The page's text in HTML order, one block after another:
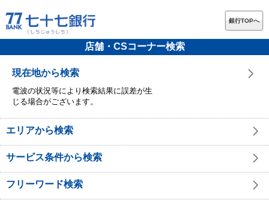
銀行TOPへ
店舗・CSコーナー検索
現在地から検索
電波の状況等により検索結果に誤差が生
じる場合がございます。
エリアから検索
サービス条件から検索
フリーワード検索